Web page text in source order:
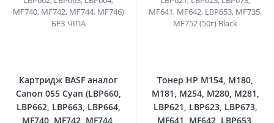
Картридж BASF аналог
Canon 055 Cyan (LBP660,
LBP662, LBP663, LBP664,
MF740, MF742, MF744,
Тонер HP M154, M180,
M181, M254, M280, M281,
LBP621, LBP623, LBP673,
MF641, MF642, LBP653,